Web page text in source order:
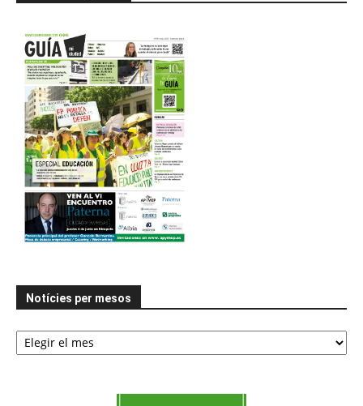
Notícies per mesos
Notícies
per